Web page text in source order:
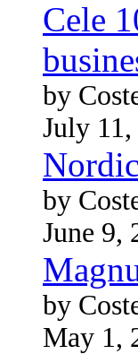
Cele
by
July 11,
by
June 9,
by
May 1,